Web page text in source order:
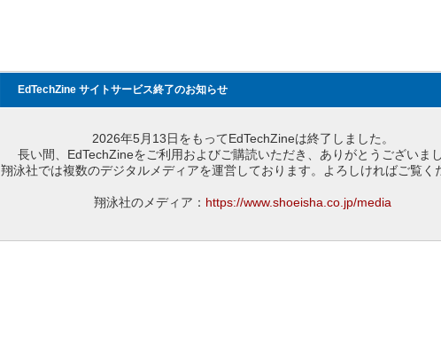
EdTechZine サイトサービス終了のお知らせ
2026年5月13日をもってEdTechZineは終了しました。
長い間、EdTechZineをご利用およびご購読いただき、ありがとうございまし
翔泳社では複数のデジタルメディアを運営しております。よろしければご覧く
翔泳社のメディア： https://www.shoeisha.co.jp/media